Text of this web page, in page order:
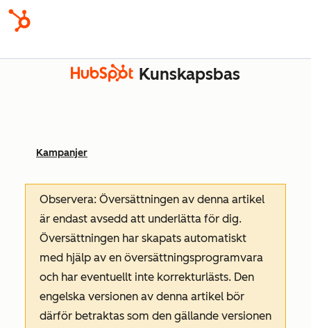
Kunskapsbas
Kampanjer
Observera: Översättningen av denna artikel
är endast avsedd att underlätta för dig.
Översättningen har skapats automatiskt
med hjälp av en översättningsprogramvara
och har eventuellt inte korrekturlästs. Den
engelska versionen av denna artikel bör
därför betraktas som den gällande versionen